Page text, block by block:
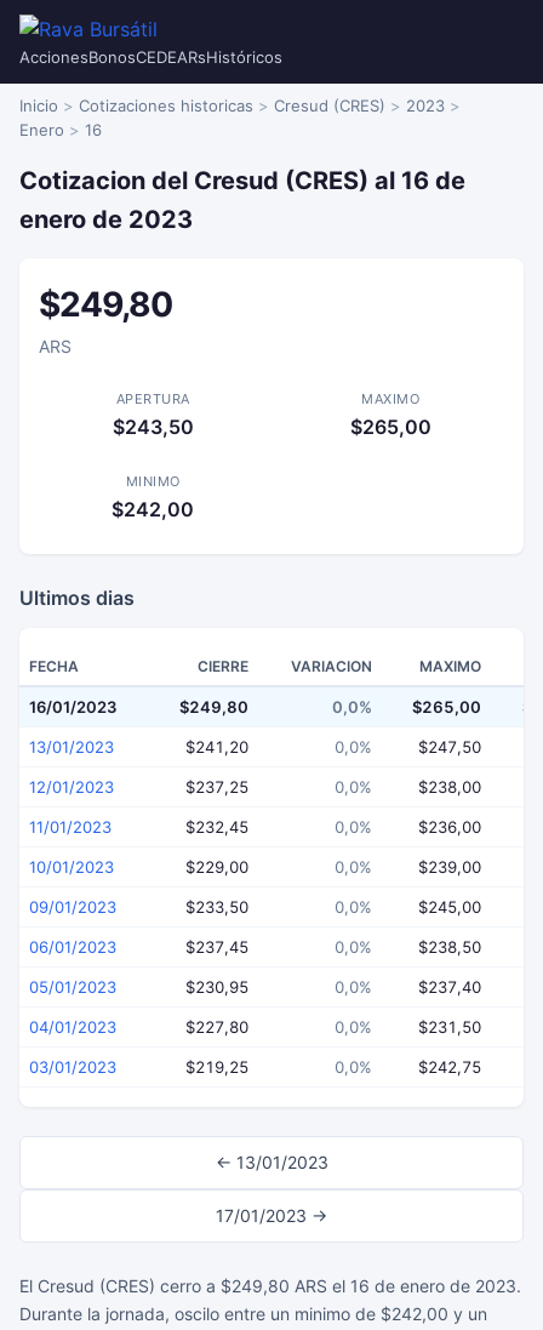
AccionesBonosCEDEARsHistóricos
Inicio Cotizaciones historicas Cresud (CRES)
2023
Enero
16
Cotizacion del Cresud (CRES) al 16 de
enero de 2023
$249,80
ARS
APERTURA
$243,50
MAXIMO
$265,00
MINIMO
$242,00
Ultimos dias
FECHA CIERRE VARIACION MAXIMO
16/01/2023 $249,80 0,0% $265,00
13/01/2023 $241,20 0,0% $247,50
12/01/2023 $237,25 0,0% $238,00
11/01/2023 $232,45 0,0% $236,00
10/01/2023 $229,00 0,0% $239,00
09/01/2023 $233,50 0,0% $245,00
06/01/2023 $237,45 0,0% $238,50
05/01/2023 $230,95 0,0% $237,40
04/01/2023 $227,80 0,0% $231,50
03/01/2023 $219,25 0,0% $242,75
← 13/01/2023
17/01/2023 →
El Cresud (CRES) cerro a $249,80 ARS el 16 de enero de 2023.
Durante la jornada, oscilo entre un minimo de $242,00 y un